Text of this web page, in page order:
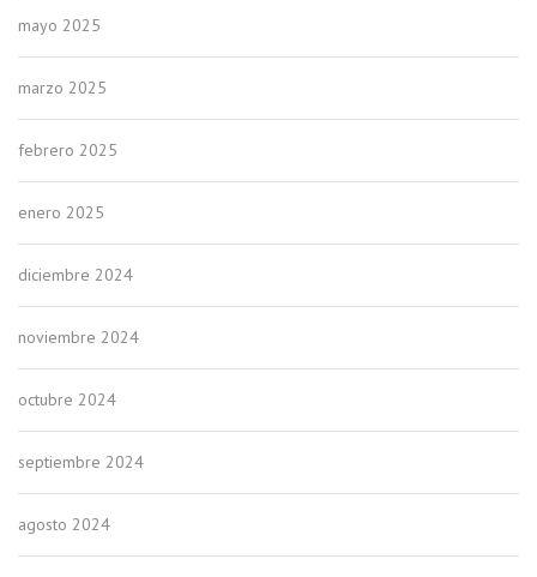
mayo 2025
marzo 2025
febrero 2025
enero 2025
diciembre 2024
noviembre 2024
octubre 2024
septiembre 2024
agosto 2024